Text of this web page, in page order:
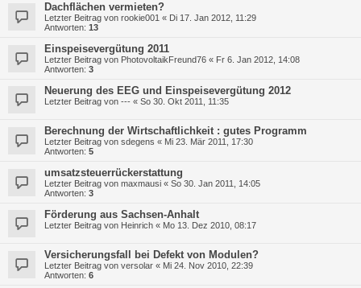
Dachflächen vermieten?
Letzter Beitrag von rookie001 « Di 17. Jan 2012, 11:29
Antworten: 13
Einspeisevergütung 2011
Letzter Beitrag von PhotovoltaikFreund76 « Fr 6. Jan 2012, 14:08
Antworten: 3
Neuerung des EEG und Einspeisevergütung 2012
Letzter Beitrag von --- « So 30. Okt 2011, 11:35
Berechnung der Wirtschaftlichkeit : gutes Programm
Letzter Beitrag von sdegens « Mi 23. Mär 2011, 17:30
Antworten: 5
umsatzsteuerrückerstattung
Letzter Beitrag von maxmausi « So 30. Jan 2011, 14:05
Antworten: 3
Förderung aus Sachsen-Anhalt
Letzter Beitrag von Heinrich « Mo 13. Dez 2010, 08:17
Versicherungsfall bei Defekt von Modulen?
Letzter Beitrag von versolar « Mi 24. Nov 2010, 22:39
Antworten: 6